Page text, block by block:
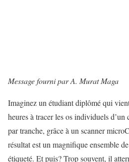
Message fourni par A. Murat Maga
Imaginez un étudiant diplômé qui
heures à tracer les os individuels d’un
par tranche, grâce à un scanner
résultat est un magnifique ensemble
étiqueté. Et puis? Trop souvent, il